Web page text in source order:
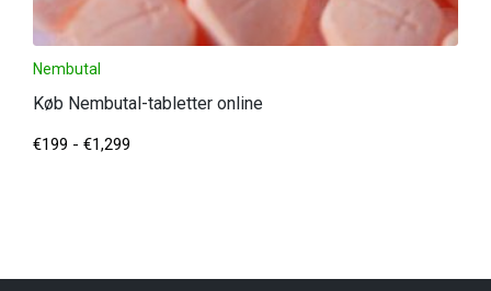
Nembutal
Køb Nembutal-tabletter online
€199 - €1,299